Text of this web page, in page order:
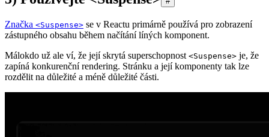
Značka <Suspense> se v Reactu primárně používá pro zobrazení
zástupného obsahu během načítání líných komponent.
Málokdo už ale ví, že její skrytá superschopnost <Suspense> je, že
zapíná konkurenční rendering. Stránku a její komponenty tak lze
rozdělit na důležité a méně důležité části.